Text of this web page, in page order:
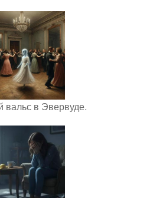
вальс в Эвервуде.